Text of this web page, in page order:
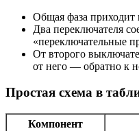
Общая фаза приходит
Два переключателя
«переключательные
От второго
от него — обратно к
Простая схема в
Компонент